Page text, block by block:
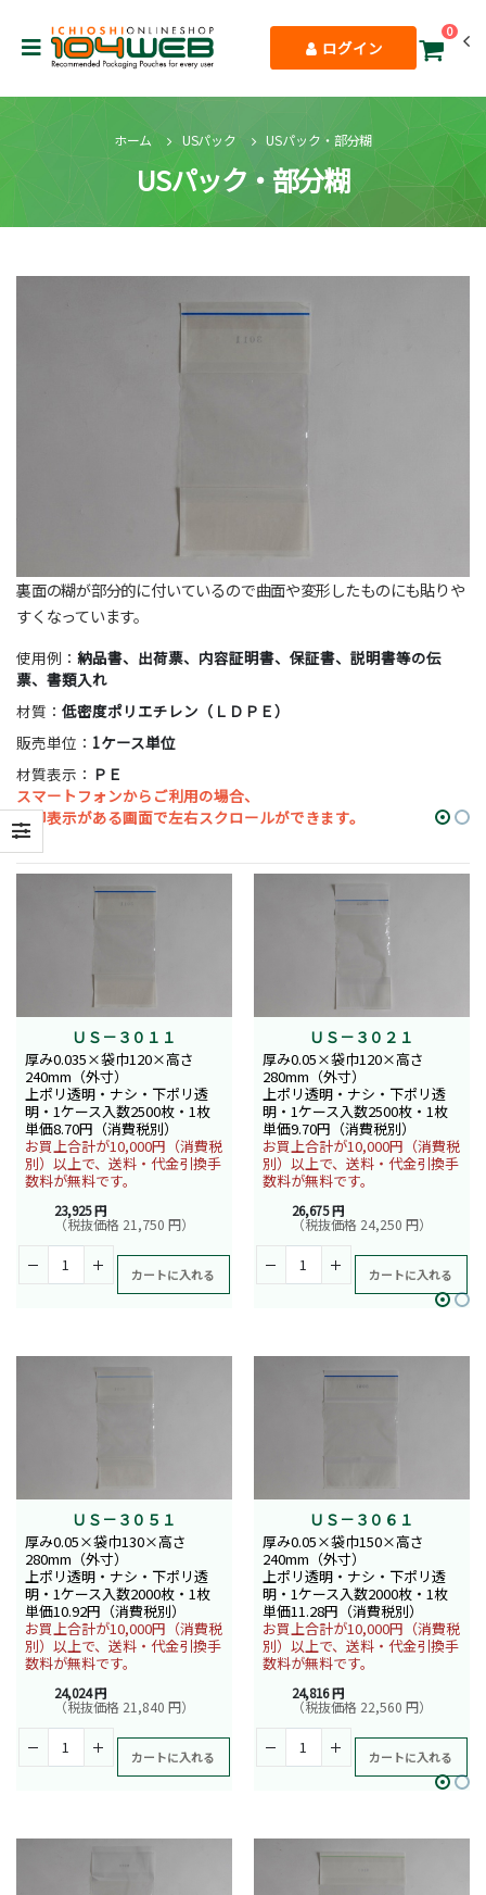
ログイン
0
ホーム USパック USパック・部分糊
USパック・部分糊
裏面の糊が部分的に付いているので曲面や変形したものにも貼りや
すくなっています。
使用例：納品書、出荷票、内容証明書、保証書、説明書等の伝
票、書類入れ
材質：低密度ポリエチレン（ＬＤＰＥ）
販売単位： 1ケース単位
材質表示： ＰＥ
スマートフォンからご利用の場合、
◉印表示がある画面で左右スクロールができます。
ＵＳ－３０１１
厚み0.035×袋巾120×高さ
240mm（外寸）
上ポリ透明・ナシ・下ポリ透
明・1ケース入数2500枚・1枚
単価8.70円（消費税別）
お買上合計が10,000円（消費税
別）以上で、送料・代金引換手
数料が無料です。
23,925 円
（税抜価格 21,750 円）
カートに入れる
ＵＳ－３０２１
厚み0.05×袋巾120×高さ
280mm（外寸）
上ポリ透明・ナシ・下ポリ透
明・1ケース入数2500枚・1枚
単価9.70円（消費税別）
お買上合計が10,000円（消費税
別）以上で、送料・代金引換手
数料が無料です。
26,675 円
（税抜価格 24,250 円）
カートに入れる
ＵＳ－３０５１
厚み0.05×袋巾130×高さ
280mm（外寸）
上ポリ透明・ナシ・下ポリ透
明・1ケース入数2000枚・1枚
単価10.92円（消費税別）
お買上合計が10,000円（消費税
別）以上で、送料・代金引換手
数料が無料です。
24,024 円
（税抜価格 21,840 円）
カートに入れる
ＵＳ－３０６１
厚み0.05×袋巾150×高さ
240mm（外寸）
上ポリ透明・ナシ・下ポリ透
明・1ケース入数2000枚・1枚
単価11.28円（消費税別）
お買上合計が10,000円（消費税
別）以上で、送料・代金引換手
数料が無料です。
24,816 円
（税抜価格 22,560 円）
カートに入れる